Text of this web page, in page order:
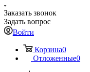
Заказать звонок
Задать вопрос
Войти
Корзина0
Отложенные0